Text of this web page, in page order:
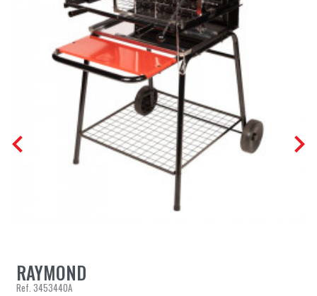

RAYMOND
Ref. 3453440A
